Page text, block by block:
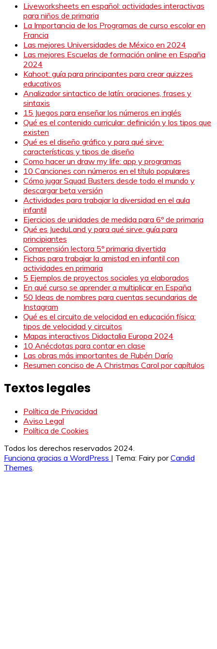
Liveworksheets en español: actividades interactivas
para niños de primaria
La Importancia de los Programas de curso escolar en
Francia
Las mejores Universidades de México en 2024
Las mejores Escuelas de formación online en España
2024
Kahoot: guía para principantes para crear quizzes
educativos
Analizador sintactico de latín: oraciones, frases y
sintaxis
15 Juegos para enseñar los números en inglés
Qué es el contenido curricular: definición y los tipos que
existen
Qué es el diseño gráfico y para qué sirve:
características y tipos de diseño
Como hacer un draw my life: app y programas
10 Canciones con números en el título populares
Cómo jugar Squad Busters desde todo el mundo y
descargar beta versión
Actividades para trabajar la diversidad en el aula
infantil
Ejercicios de unidades de medida para 6º de primaria
Qué es JueduLand y para qué sirve: guía para
principiantes
Comprensión lectora 5º primaria divertida
Fichas para trabajar la amistad en infantil con
actividades en primaria
5 Ejemplos de proyectos sociales ya elaborados
En qué curso se aprender a multiplicar en España
50 Ideas de nombres para cuentas secundarias de
Instagram
Qué es el circuito de velocidad en educación física:
tipos de velocidad y circuitos
Mapas interactivos Didactalia Europa 2024
10 Anécdotas para contar en clase
Las obras más importantes de Rubén Darío
Resumen conciso de A Christmas Carol por capítulos
Textos legales
Política de Privacidad
Aviso Legal
Política de Cookies
Todos los derechos reservados 2024.
Funciona gracias a WordPress | Tema: Fairy porCandid
Themes